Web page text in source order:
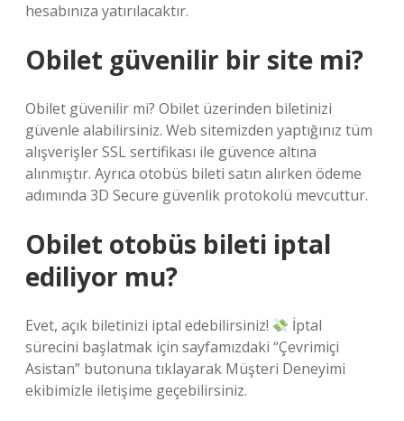
hesabınıza yatırılacaktır.
Obilet güvenilir bir site mi?
Obilet güvenilir mi? Obilet üzerinden biletinizi
güvenle alabilirsiniz. Web sitemizden yaptığınız tüm
alışverişler SSL sertifikası ile güvence altına
alınmıştır. Ayrıca otobüs bileti satın alırken ödeme
adımında 3D Secure güvenlik protokolü mevcuttur.
Obilet otobüs bileti iptal
ediliyor mu?
Evet, açık biletinizi iptal edebilirsiniz!
İptal
sürecini başlatmak için sayfamızdaki “Çevrimiçi
Asistan” butonuna tıklayarak Müşteri Deneyimi
ekibimizle iletişime geçebilirsiniz.